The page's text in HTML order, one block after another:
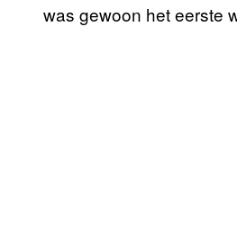
was gewoon het eerste